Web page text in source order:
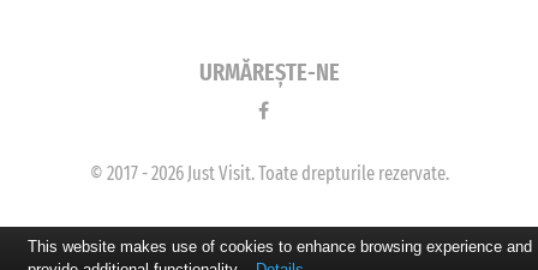
URMĂREȘTE-NE
© 2017 - 2026 Just Visit. Toate drepturile rezervate.
This website makes use of cookies to enhance browsing experience and